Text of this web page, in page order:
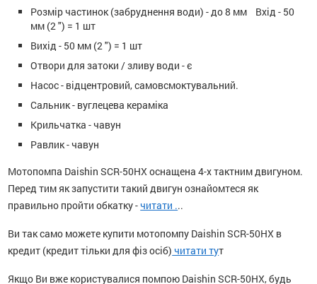
Розмір частинок (забруднення води) - до 8 мм Вхід - 50
мм (2 ") = 1 шт
Вихід - 50 мм (2 ") = 1 шт
Отвори для затоки / зливу води - є
Насос - відцентровий, самовсмоктувальний.
Сальник - вуглецева кераміка
Крильчатка - чавун
Равлик - чавун
Мотопомпа Daishin SCR-50HX оснащена 4-х тактним двигуном.
Перед тим як запустити такий двигун ознайомтеся як
правильно пройти обкатку -читати ...
Ви так само можете купити мотопомпу Daishin SCR-50HX в
кредит (кредит тільки для фіз осіб) читати тут
Якщо Ви вже користувалися помпою Daishin SCR-50HX, будь